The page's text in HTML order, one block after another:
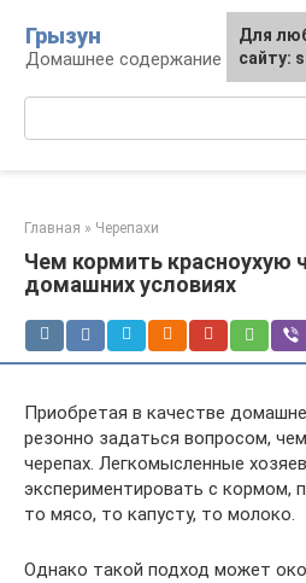
контенту
Грызун
Домашнее содержание грызунов
Главная » Черепахи
Чем кормить красноухую
домашних условиях
Приобретая в качестве
резонно задаться вопросом,
черепах. Легкомысленные
экспериментировать с кормом,
то мясо, то капусту, то молоко.
Однако такой подход может
Для
сайту: